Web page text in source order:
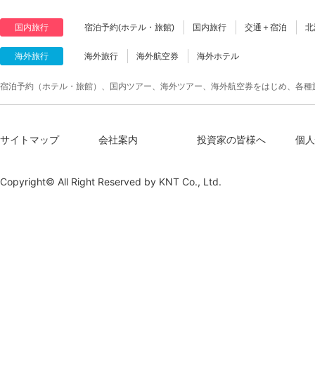
国内旅行 宿泊予約(ホテル・旅館) 国内旅行 交通＋宿泊
海外旅行 海外旅行 海外航空券 海外ホテル
宿泊予約（ホテル・旅館）、国内ツアー、海外ツアー、海外航空券をはじめ、各
サイトマップ 会社案内 投資家の皆様へ 個
Copyright© All Right Reserved by KNT Co., Ltd.